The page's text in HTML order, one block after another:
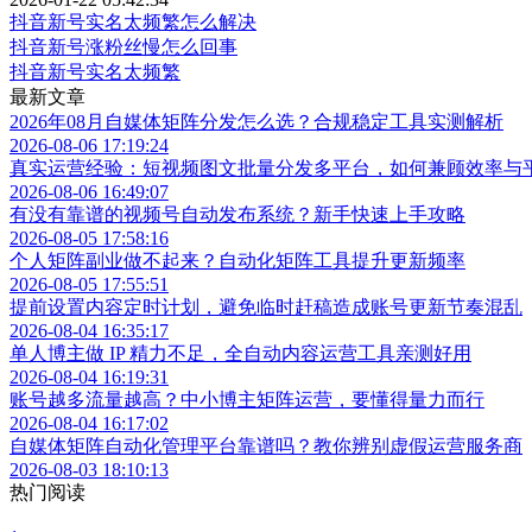
抖音新号实名太频繁怎么解决
抖音新号涨粉丝慢怎么回事
抖音新号实名太频繁
最新文章
2026年08月自媒体矩阵分发怎么选？合规稳定工具实测解析
2026-08-06 17:19:24
真实运营经验：短视频图文批量分发多平台，如何兼顾效率与
2026-08-06 16:49:07
有没有靠谱的视频号自动发布系统？新手快速上手攻略
2026-08-05 17:58:16
个人矩阵副业做不起来？自动化矩阵工具提升更新频率
2026-08-05 17:55:51
提前设置内容定时计划，避免临时赶稿造成账号更新节奏混乱
2026-08-04 16:35:17
单人博主做 IP 精力不足，全自动内容运营工具亲测好用
2026-08-04 16:19:31
账号越多流量越高？中小博主矩阵运营，要懂得量力而行
2026-08-04 16:17:02
自媒体矩阵自动化管理平台靠谱吗？教你辨别虚假运营服务商
2026-08-03 18:10:13
热门阅读